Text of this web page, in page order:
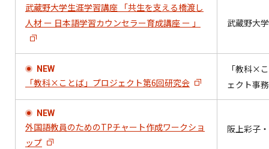
武蔵野大学生涯学習講座 「共生を支える橋渡し
人材 ー 日本語学習カウンセラー育成講座 ー 」
武蔵野大学
NEW
「教科×ことば」プロジェクト第6回研究会
「教科×
ェクト事
NEW
外国語教員のためのTPチャート作成ワークショ
ップ
阪上彩子